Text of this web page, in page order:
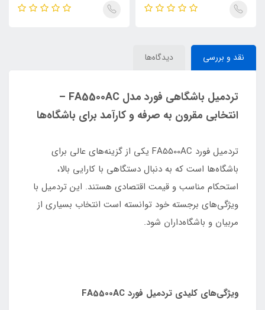
نقد و بررسی دیدگاه‌ها
تردمیل باشگاهی فورد مدل FA5500AC –
انتخابی مقرون به صرفه و کارآمد برای باشگاه‌ها
تردمیل فورد FA5500AC یکی از گزینه‌های عالی برای
باشگاه‌ها است که به دنبال دستگاهی با کارایی بالا،
استحکام مناسب و قیمت اقتصادی هستند. این تردمیل با
ویژگی‌های برجسته خود توانسته است انتخاب بسیاری از
مربیان و باشگاه‌داران شود.
ویژگی‌های کلیدی تردمیل فورد FA5500AC